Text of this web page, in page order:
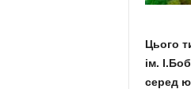
Цього
ім.
серед